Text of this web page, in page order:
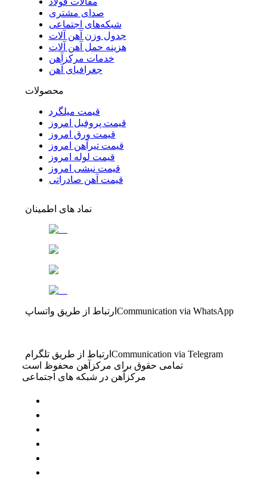
صدای مشتری
شبکه‌های اجتماعی
جدول وزن آهن آلات
هزینه حمل آهن آلات
خدمات مرکزآهن
جغرافیای آهن
محصولات
قیمت میلگرد
قیمت پروفیل امروز
قیمت ورق امروز
قیمت تیرآهن امروز
قیمت لوله امروز
قیمت نبشی امروز
قیمت آهن صادراتی
نماد های اطمینان
ارتباط از طریق واتساپ Communication via WhatsApp
ارتباط از طریق تلگرام Communication via Telegram
تمامی حقوق برای مرکزآهن محفوظ است
مرکزآهن در شبکه های اجتماعی